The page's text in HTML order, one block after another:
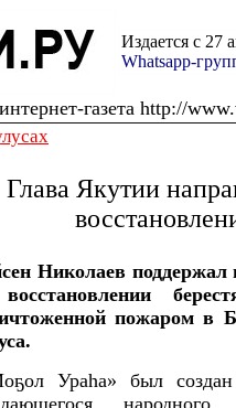
Издается с 27
Whatsapp-
газета http://
Глава Якутии
Николаев поддержал
пожаром в
Ураһа» был